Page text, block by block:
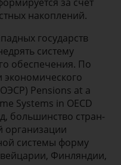
накоплений.
государств
систему
обеспечения. По
Pensions at a
Systems in OECD
большинство стран-
организации
системы форму
Финляндии,